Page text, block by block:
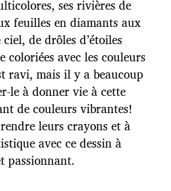
ses rivières de
feuilles en diamants aux
de drôles d’étoiles
avec les couleurs
ravi, mais il y a beaucoup
le à donner vie à cette
de couleurs vibrantes!
leurs crayons et à
avec ce dessin à
passionnant.